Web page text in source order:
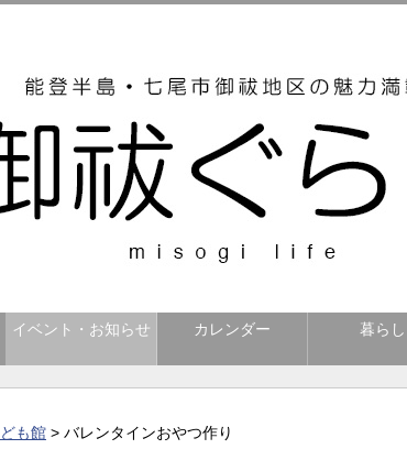
イベント・お知らせ カレンダー 暮らし
も館 > バレンタインおやつ作り